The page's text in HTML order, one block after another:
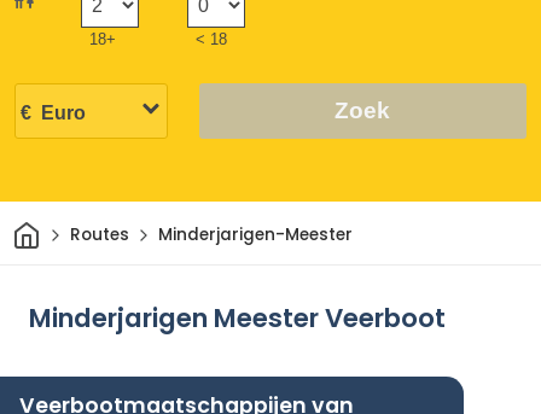
18+ < 18
Zoek
ThuisRoutes Minderjarigen-Meester
Minderjarigen Meester Veerboot
Veerbootmaatschappijen van